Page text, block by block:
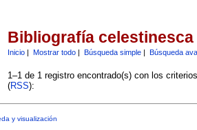
Bibliografía celestinesca
Inicio| Mostrar todo| Búsqueda simple| Búsqueda
1–1 de 1 registro encontrado(s) con los
(RSS):
y visualización